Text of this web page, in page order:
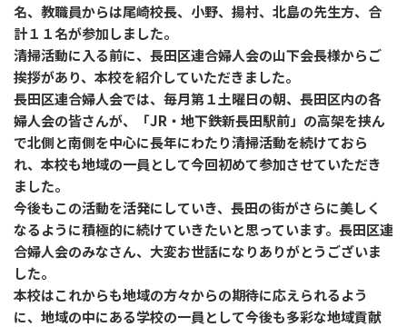
名、教職員からは尾崎校長、小野、揚村、北島の先生方、合
計１１名が参加しました。
清掃活動に入る前に、長田区連合婦人会の山下会長様からご
挨拶があり、本校を紹介していただきました。
長田区連合婦人会では、毎月第１土曜日の朝、長田区内の各
婦人会の皆さんが、「JR・地下鉄新長田駅前」の高架を挟ん
で北側と南側を中心に長年にわたり清掃活動を続けておら
れ、本校も地域の一員として今回初めて参加させていただき
ました。
今後もこの活動を活発にしていき、長田の街がさらに美しく
なるように積極的に続けていきたいと思っています。長田区連
合婦人会のみなさん、大変お世話になりありがとうございま
した。
本校はこれからも地域の方々からの期待に応えられるよう
に、地域の中にある学校の一員として今後も多彩な地域貢献